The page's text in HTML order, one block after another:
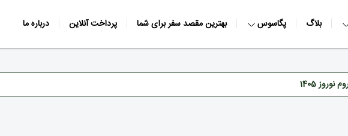
بلاگ پگاسوس بهترین مقصد سفر برای شما پرداخت آنلاین درباره ما
1405